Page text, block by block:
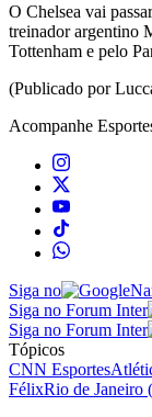
O Chelsea vai
treinador argentino
Tottenham e pelo
(Publicado por
Acompanhe
Siga no
Siga no Forum Inter
Siga no Forum Inter
Tópicos
CNN Esportes
FélixRio de Janeiro